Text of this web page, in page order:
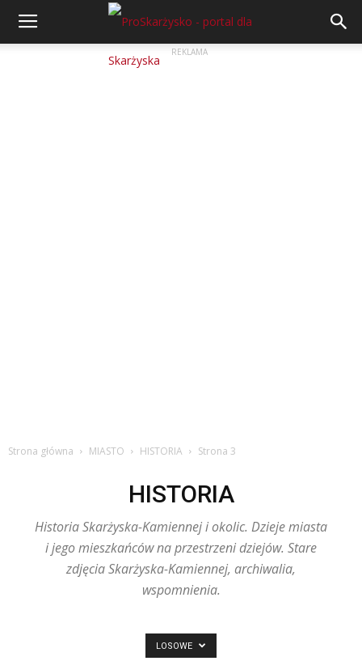
REKLAMA
Strona główna MIASTO HISTORIA Strona 3
HISTORIA
Historia Skarżyska-Kamiennej i okolic. Dzieje miasta
i jego mieszkańców na przestrzeni dziejów. Stare
zdjęcia Skarżyska-Kamiennej, archiwalia,
wspomnienia.
LOSOWE